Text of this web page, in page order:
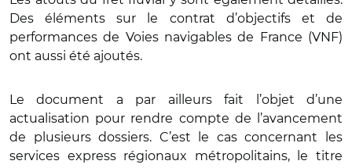
Des éléments sur le contrat d’objectifs et de
performances de Voies navigables de France (VNF)
ont aussi été ajoutés.
Le document a par ailleurs fait l’objet d’une
actualisation pour rendre compte de l’avancement
de plusieurs dossiers. C’est le cas concernant les
services express régionaux métropolitains, le titre